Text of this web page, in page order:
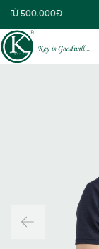
TỪ 500.000Đ